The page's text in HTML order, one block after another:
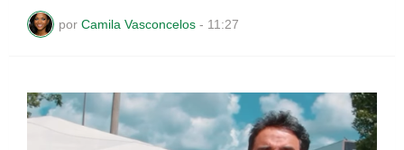
por Camila Vasconcelos - 11:27